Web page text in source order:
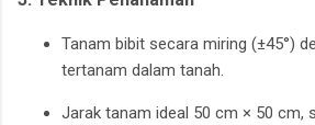
Tanam bibit secara miring (±45°)
tertanam dalam tanah.
Jarak tanam ideal 50 cm × 50 cm,